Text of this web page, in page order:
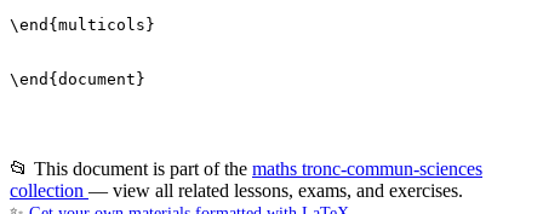
\end{multicols}
\end{document}
📂 This document is part of the maths tronc-commun-sciences
collection — view all related lessons, exams, and exercises.